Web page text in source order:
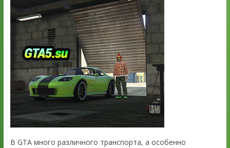
В GTA много различного транспорта, а особенно